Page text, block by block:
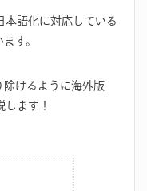
本語化に対応している
す。
除けるように海外版
ます！